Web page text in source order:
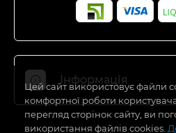
Інформація
Відгуки про магазин
Цей сайт використовує файли
комфортної роботи
перегляд сторінок сайту, ви
використання файлів cookies.